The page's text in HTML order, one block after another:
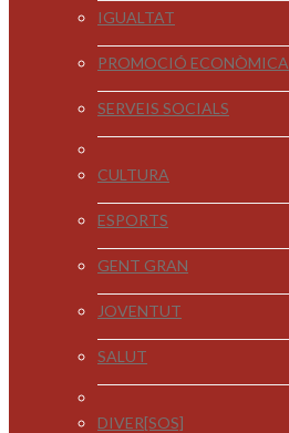
IGUALTAT
PROMOCIÓ ECONÒMICA
SERVEIS SOCIALS
CULTURA
ESPORTS
GENT GRAN
JOVENTUT
SALUT
DIVER[SOS]